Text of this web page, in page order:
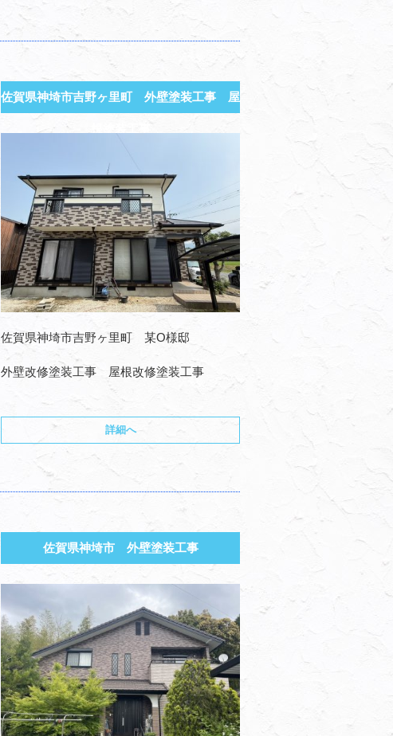
佐賀県神埼市吉野ヶ里町 外壁塗装工事 屋
佐賀県神埼市吉野ヶ里町 某O様邸
外壁改修塗装工事 屋根改修塗装工事
詳細へ
佐賀県神埼市 外壁塗装工事